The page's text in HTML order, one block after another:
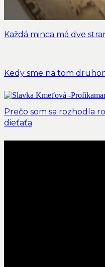
Každá minca má dve
Kedy sme na tom
Prečo som sa rozhodla
dieťaťa